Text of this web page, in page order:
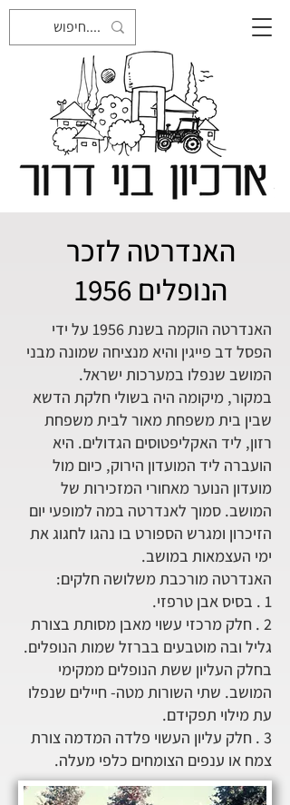
האנדרטה לזכר
הנופלים 1956
האנדרטה הוקמה בשנת 1956 על ידי
הפסל דב פייגין והיא מנציחה שמונה מבני
המושב שנפלו במערכות ישראל.
במקור, מיקומה היה בשולי חלקת הדשא
שבין בית משפחת מאור לבית משפחת
רזון, ליד האקליפטוסים הגדולים. היא
הועברה ליד המועדון הירוק, כיום מול
מועדון הנוער מאחורי המזכירות של
המושב. סמוך לאנדרטה במה למופעי יום
הזיכרון ומגרש הספורט בו נהגו לחגוג את
ימי העצמאות במושב.
האנדרטה מורכבת משלושה חלקים:
1 . בסיס אבן טרפזי.
2 . חלק מרכזי עשוי מאבן מסותת בצורת
גליל ובה מוטבעים בברזל שמות הנופלים.
בחלק העליון ששת הנופלים ממקימי
המושב. שתי השורות מטה- חיילים שנפלו
עת מילוי תפקידם.
3 . חלק עליון העשוי פלדה המדמה צורת
צמח או ענפים הצומחים כלפי מעלה.